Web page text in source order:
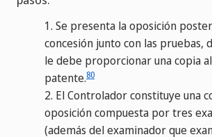
1. Se presenta la oposición
concesión junto con las pruebas,
le debe proporcionar una copia
patente.80
2. El Controlador constituye una
oposición compuesta por tres
(además del examinador que